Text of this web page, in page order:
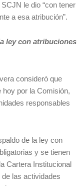
le dio “con tener
a esa atribución”.
ley con atribuciones
consideró que
hoy por la Comisión,
responsables
de la ley con
y se tienen
Cartera Institucional
las actividades